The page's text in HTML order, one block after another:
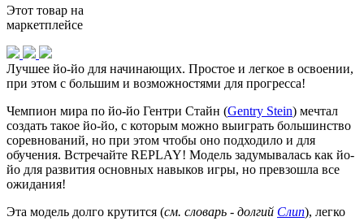
Этот товар на
маркетплейсе
Лучшее йо-йо для начинающих. Простое и легкое в освоении,
при этом с большим и возможностями для прогресса!
Чемпион мира по йо-йо Гентри Стайн (Gentry Stein) мечтал
создать такое йо-йо, с которым можно выиграть большинство
соревнований, но при этом чтобы оно подходило и для
обучения. Встречайте REPLAY! Модель задумывалась как йо-
йо для развития основных навыков игры, но превзошла все
ожидания!
Эта модель долго крутится (см. словарь - долгий Слип), легко